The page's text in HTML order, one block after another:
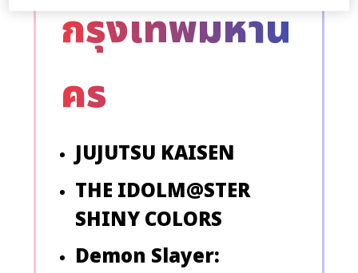
กรุงเทพมหาน
คร
JUJUTSU KAISEN
THE IDOLM@STER
SHINY COLORS
Demon Slayer: